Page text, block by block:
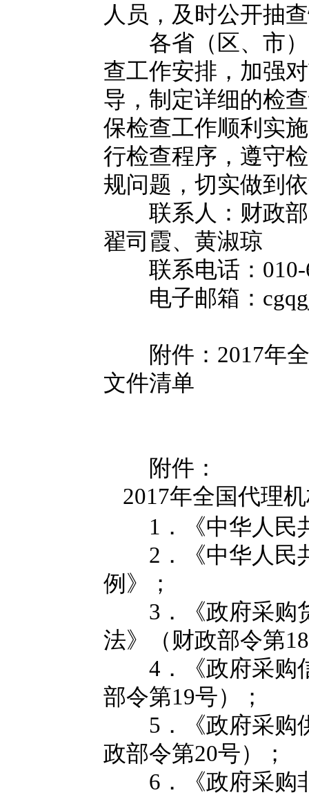
人员，及时公开抽
各省（区、市）
查工作安排，加强
导，制定详细的检
保检查工作顺利实
行检查程序，遵守
规问题，切实做到
联系人：财政部
翟司霞、黄淑琼
联系电话：010-
电子邮箱：
附件：2017年全
文件清单
附件：
2017年全国代理
1．《中华人民
2．《中华人民
例》；
3．《政府采购
法》（财政部令第
4．《政府采购
部令第19号）；
5．《政府采购
政部令第20号）；
6．《政府采购